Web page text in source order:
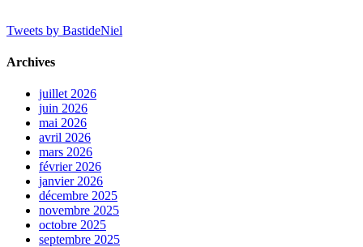
Tweets by BastideNiel
Archives
juillet 2026
juin 2026
mai 2026
avril 2026
mars 2026
février 2026
janvier 2026
décembre 2025
novembre 2025
octobre 2025
septembre 2025